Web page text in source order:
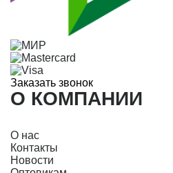
Заказать звонок
О КОМПАНИИ
О нас
Контакты
Новости